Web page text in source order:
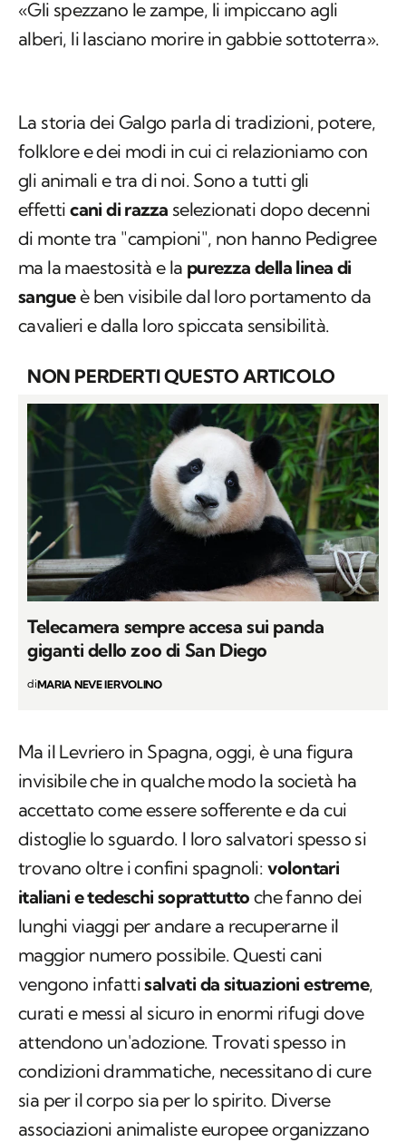
«Gli spezzano le zampe, li impiccano agli
alberi, li lasciano morire in gabbie sottoterra».
La storia dei Galgo parla di tradizioni, potere,
folklore e dei modi in cui ci relazioniamo con
gli animali e tra di noi. Sono a tutti gli
effetticani di razza selezionati dopo decenni
di monte tra "campioni", non hanno Pedigree
ma la maestosità e la purezza della linea di
sangueè ben visibile dal loro portamento da
cavalieri e dalla loro spiccata sensibilità.
NON PERDERTI QUESTO ARTICOLO
Telecamera sempre accesa sui panda
giganti dello zoo di San Diego
diMARIA NEVE IERVOLINO
Ma il Levriero in Spagna, oggi, è una figura
invisibile che in qualche modo la società ha
accettato come essere sofferente e da cui
distoglie lo sguardo. I loro salvatori spesso si
trovano oltre i confini spagnoli: volontari
italiani e tedeschi soprattutto che fanno dei
lunghi viaggi per andare a recuperarne il
maggior numero possibile. Questi cani
vengono infattisalvati da situazioni estreme,
curati e messi al sicuro in enormi rifugi dove
attendono un'adozione. Trovati spesso in
condizioni drammatiche, necessitano di cure
sia per il corpo sia per lo spirito. Diverse
associazioni animaliste europee organizzano